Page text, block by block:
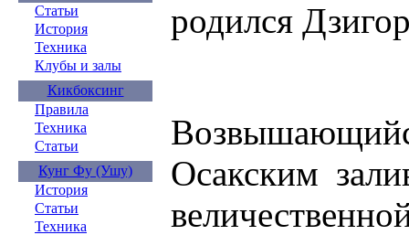
Статьи
История
Техника
Клубы и залы
Кикбоксинг
Правила
Техника
Статьи
Кунг Фу (Ушу)
История
Статьи
Техника
родился
Осакским